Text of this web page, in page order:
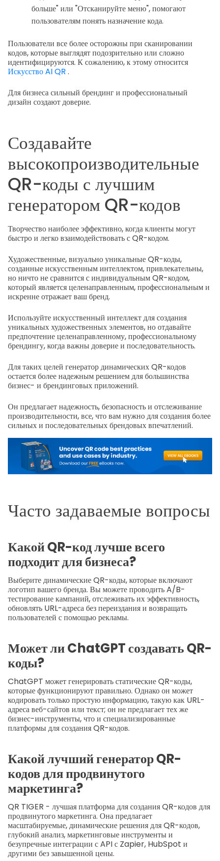
больше" или "Отсканируйте меню", помогают
пользователям понять назначение кода.
Пользователи все более осторожны при сканировании
кодов, которые выглядят подозрительно или сложно
идентифицируются. К сожалению, к этому относится
Искусство AI QR .
Для бизнеса сильный брендинг и профессиональный
дизайн создают доверие.
Создавайте
высокопроизводительные
QR-коды с лучшим
генератором QR-кодов
Творчество наиболее эффективно, когда клиенты могут
быстро и легко взаимодействовать с QR-кодом.
Художественные, визуально уникальные QR-коды,
созданные искусственным интеллектом, привлекательны,
но ничто не сравнится с индивидуальным QR-кодом,
который является целенаправленным, профессиональным и
искренне отражает ваш бренд.
Используйте искусственный интеллект для создания
уникальных художественных элементов, но отдавайте
предпочтение целенаправленному, профессиональному
брендингу, когда важны доверие и последовательность.
Для таких целей генератор динамических QR-кодов
остается более надежным решением для большинства
бизнес- и брендинговых приложений.
Он предлагает надежность, безопасность и отслеживание
производительности, все, что вам нужно для создания более
сильных и последовательных брендовых впечатлений.
Часто задаваемые вопросы
Какой QR-код лучше всего
подходит для бизнеса?
Выберите динамические QR-коды, которые включают
логотип вашего бренда. Вы можете проводить A/B-
тестирование кампаний, отслеживать их эффективность,
обновлять URL-адреса без переиздания и возвращать
пользователей с помощью рекламы.
Может ли ChatGPT создавать QR-
коды?
ChatGPT может генерировать статические QR-коды,
которые функционируют правильно. Однако он может
кодировать только простую информацию, такую как URL-
адреса веб-сайтов или текст; он не предлагает тех же
бизнес-инструменты, что и специализированные
платформы для создания QR-кодов.
Какой лучший генератор QR-
кодов для продвинутого
маркетинга?
QR TIGER - лучшая платформа для создания QR-кодов для
продвинутого маркетинга. Она предлагает
масштабируемые, динамические решения для QR-кодов,
глубокий анализ, маркетинговые инструменты и
безупречные интеграции с API с Zapier, HubSpot и
другими без завышенной цены.